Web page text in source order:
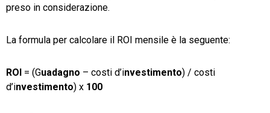
preso in considerazione.
La formula per calcolare il ROI mensile è la seguente:
ROI = (Guadagno – costi d’investimento) / costi
d’investimento) x 100